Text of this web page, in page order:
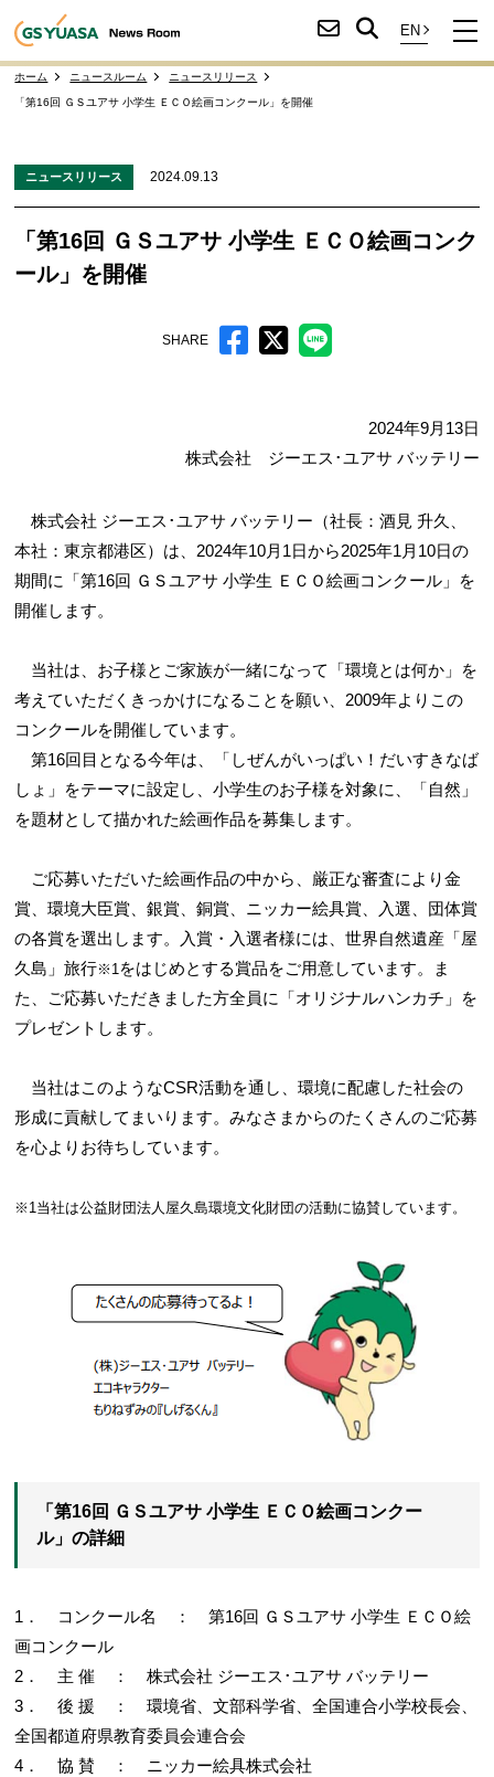
ホーム ニュースルーム ニュースリリース
「第16回 ＧＳユアサ 小学生 ＥＣＯ絵画コンクール」を開催
ニュースリリース 2024.09.13
「第16回 ＧＳユアサ 小学生 ＥＣＯ絵画コンク
ール」を開催
SHARE
2024年9月13日
株式会社 ジーエス･ユアサ バッテリー
株式会社 ジーエス･ユアサ バッテリー（社長：酒見 升久、
本社：東京都港区）は、2024年10月1日から2025年1月10日の
期間に「第16回 ＧＳユアサ 小学生 ＥＣＯ絵画コンクール」を
開催します。
当社は、お子様とご家族が一緒になって「環境とは何か」を
考えていただくきっかけになることを願い、2009年よりこの
コンクールを開催しています。
第16回目となる今年は、「しぜんがいっぱい！だいすきなば
しょ」をテーマに設定し、小学生のお子様を対象に、「自然」
を題材として描かれた絵画作品を募集します。
ご応募いただいた絵画作品の中から、厳正な審査により金
賞、環境大臣賞、銀賞、銅賞、ニッカー絵具賞、入選、団体賞
の各賞を選出します。入賞・入選者様には、世界自然遺産「屋
久島」旅行※1 をはじめとする賞品をご用意しています。ま
た、ご応募いただきました方全員に「オリジナルハンカチ」を
プレゼントします。
当社はこのようなCSR活動を通し、環境に配慮した社会の
形成に貢献してまいります。みなさまからのたくさんのご応募
を心よりお待ちしています。
※1当社は公益財団法人屋久島環境文化財団の活動に協賛しています。
「第16回 ＧＳユアサ 小学生 ＥＣＯ絵画コンクー
ル」の詳細
1． コンクール名 ： 第16回 ＧＳユアサ 小学生 ＥＣＯ絵
画コンクール
2． 主 催 ： 株式会社 ジーエス･ユアサ バッテリー
3． 後 援 ： 環境省、文部科学省、全国連合小学校長会、
全国都道府県教育委員会連合会
4． 協 賛 ： ニッカー絵具株式会社